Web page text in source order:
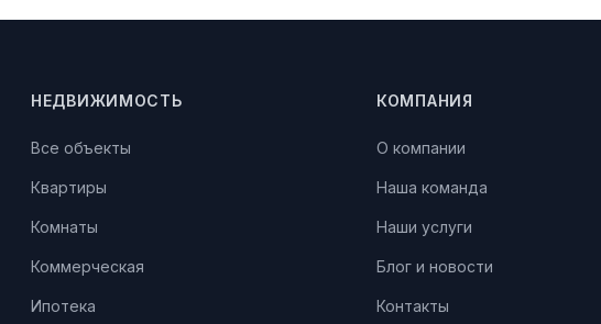
НЕДВИЖИМОСТЬ
Все объекты
Квартиры
Комнаты
Коммерческая
Ипотека
КОМПАНИЯ
О компании
Наша команда
Наши услуги
Блог и новости
Контакты